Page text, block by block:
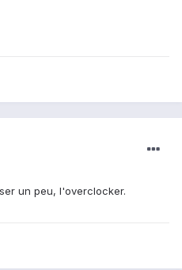
un peu, l'overclocker.